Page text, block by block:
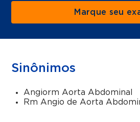
Marque seu
Sinônimos
Angiorm Aorta Abdominal
Rm Angio de Aorta